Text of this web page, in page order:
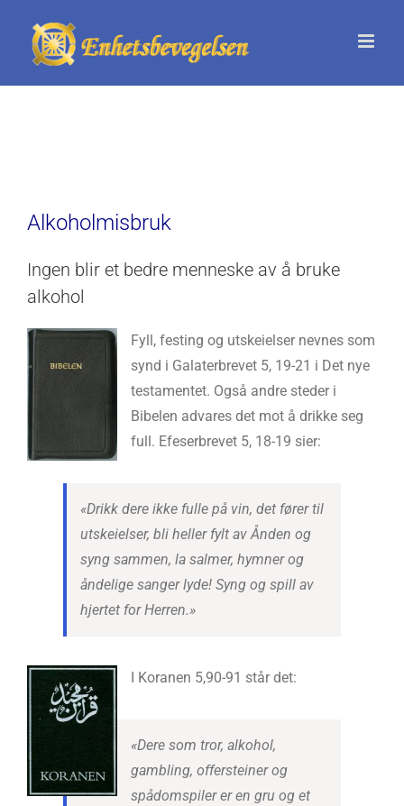
content
Alkoholmisbruk
Ingen blir et bedre menneske av å bruke
alkohol
Fyll, festing og utskeielser nevnes som
synd i Galaterbrevet 5, 19-21 i Det nye
testamentet. Også andre steder i
Bibelen advares det mot å drikke seg
full. Efeserbrevet 5, 18-19 sier:
«Drikk dere ikke fulle på vin, det fører til
utskeielser, bli heller fylt av Ånden og
syng sammen, la salmer, hymner og
åndelige sanger lyde! Syng og spill av
hjertet for Herren.»
I Koranen 5,90-91 står det:
«Dere som tror, alkohol,
gambling, offersteiner og
spådomspiler er en gru og et